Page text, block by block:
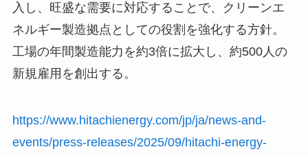
入し、旺盛な需要に対応することで、クリーンエ
ネルギー製造拠点としての役割を強化する方針。
工場の年間製造能力を約3倍に拡大し、約500人の
新規雇用を創出する。
https://www.hitachienergy.com/jp/ja/news-and-
events/press-releases/2025/09/hitachi-energy-